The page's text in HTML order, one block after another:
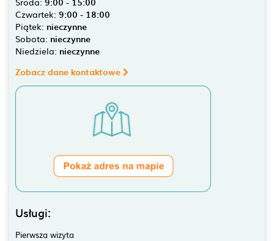
Czwartek: 9:00 - 18:00
Piątek: nieczynne
Sobota: nieczynne
Niedziela: nieczynne
Zobacz dane kontaktowe
Usługi:
Pierwsza wizyta